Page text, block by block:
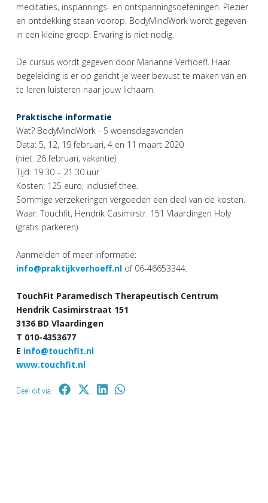
meditaties, inspannings- en ontspanningsoefeningen. Plezier
en ontdekking staan voorop. BodyMindWork wordt gegeven
in een kleine groep. Ervaring is niet nodig.
De cursus wordt gegeven door Marianne Verhoeff. Haar
begeleiding is er op gericht je weer bewust te maken van en
te leren luisteren naar jouw lichaam.
Praktische informatie
Wat? BodyMindWork - 5 woensdagavonden
Data: 5, 12, 19 februari, 4 en 11 maart 2020
(niet: 26 februari, vakantie)
Tijd: 19.30 – 21.30 uur
Kosten: 125 euro, inclusief thee.
Sommige verzekeringen vergoeden een deel van de kosten.
Waar: Touchfit, Hendrik Casimirstr. 151 Vlaardingen Holy
(gratis parkeren)
Aanmelden of meer informatie:
info@praktijkverhoeff.nl of 06-46653344.
TouchFit Paramedisch Therapeutisch Centrum
Hendrik Casimirstraat 151
3136 BD Vlaardingen
T 010-4353677
E info@touchfit.nl
www.touchfit.nl
Deel dit via: